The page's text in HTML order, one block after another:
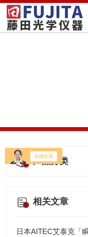
产品分类
相关文章
日本AITEC艾泰克「